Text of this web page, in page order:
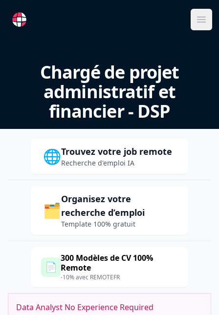
RemoteFR
Chargé de projet
administratif et
financier - DSP
🌐Trouvez votre job remote
Recherche d'emploi IA
🗂️
Organisez votre
recherche d’emploi
Template 100% gratuit
📄
300 Modèles de CV 100%
Remote
-10% avec REMOTEFR
Data Analyst No Experience Required